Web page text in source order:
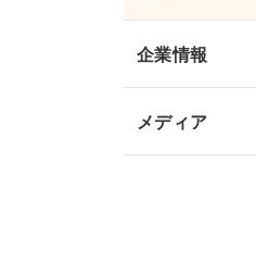
企業情報
メディア